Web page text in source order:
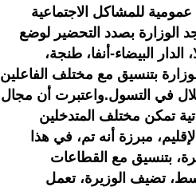
عمومية للمشاكل الاجتماعية
الوزارة بصدد التحضير لوضع
البيضاء-أنفا، طنجة،
بتنسيق مع مختلف الفاعلين
في التسول.واعتبرت أن مجال
تمكن مختلف المتدخلين
مبرزة أنه تم، في هذا
بتنسيق مع القطاعات
تضيف الوزيرة، تعمل